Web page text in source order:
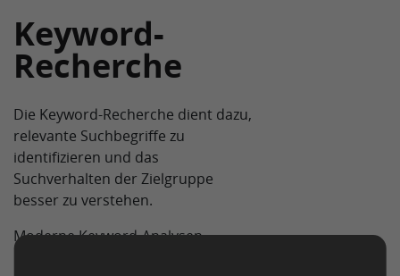
Keyword-
Recherche
Die Keyword-Recherche dient dazu,
relevante Suchbegriffe zu
identifizieren und das
Suchverhalten der Zielgruppe
besser zu verstehen.
Moderne Keyword-Analysen